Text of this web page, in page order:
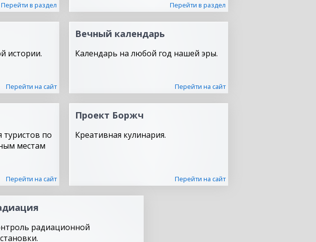
Перейти в раздел Перейти в раздел
истории.
Перейти на сайт
Вечный календарь
Календарь на любой год нашей эры.
Перейти на сайт
по
местам
Перейти на сайт
Проект Боржч
Креативная кулинария.
Перейти на сайт
радиационной